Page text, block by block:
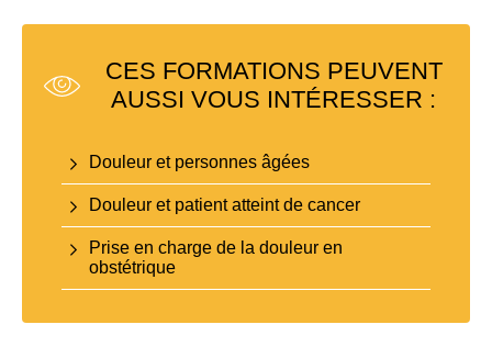
CES FORMATIONS PEUVENT
AUSSI VOUS INTÉRESSER :
Douleur et personnes âgées
Douleur et patient atteint de cancer
Prise en charge de la douleur en
obstétrique